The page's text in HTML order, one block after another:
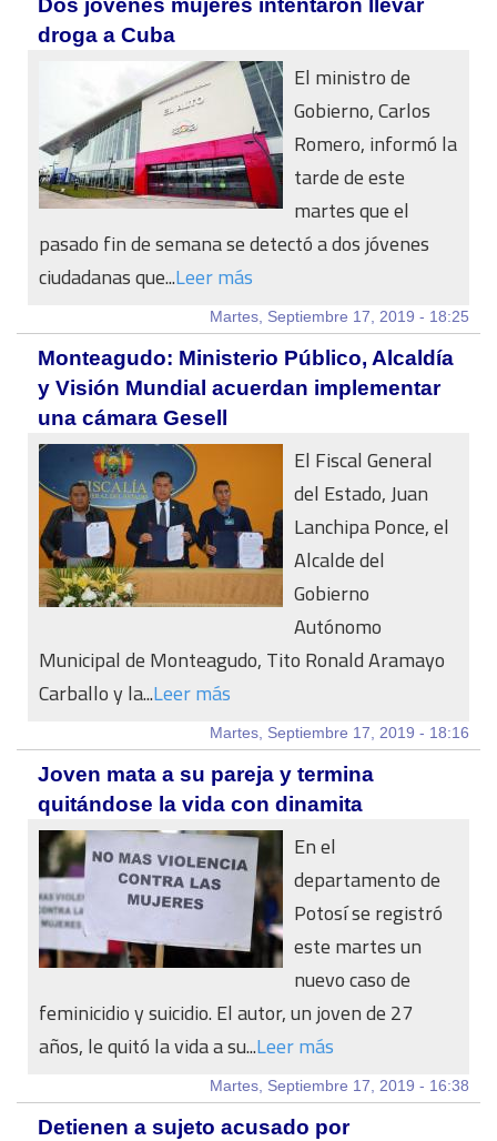
Dos jóvenes mujeres intentaron llevar
droga a Cuba
El ministro de
Gobierno, Carlos
Romero, informó la
tarde de este
martes que el
pasado fin de semana se detectó a dos jóvenes
ciudadanas que...Leer más
Martes, Septiembre 17, 2019 - 18:25
Monteagudo: Ministerio Público, Alcaldía
y Visión Mundial acuerdan implementar
una cámara Gesell
El Fiscal General
del Estado, Juan
Lanchipa Ponce, el
Alcalde del
Gobierno
Autónomo
Municipal de Monteagudo, Tito Ronald Aramayo
Carballo y la...Leer más
Martes, Septiembre 17, 2019 - 18:16
Joven mata a su pareja y termina
quitándose la vida con dinamita
En el
departamento de
Potosí se registró
este martes un
nuevo caso de
feminicidio y suicidio. El autor, un joven de 27
años, le quitó la vida a su...Leer más
Martes, Septiembre 17, 2019 - 16:38
Detienen a sujeto acusado por